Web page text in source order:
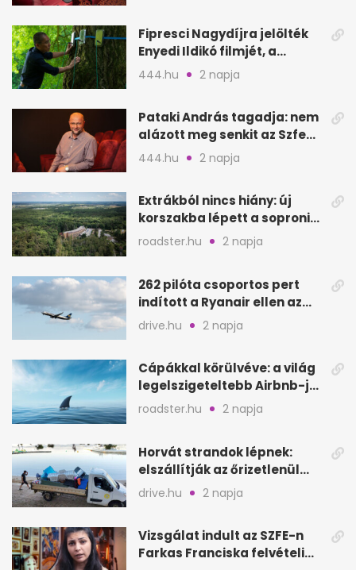
Fipresci Nagydíjra jelölték
Enyedi Ildikó filmjét, a
Csendes barátot
444.hu 2 napja
Pataki András tagadja: nem
alázott meg senkit az Szfe
felvételijén
444.hu 2 napja
Extrákból nincs hiány: új
korszakba lépett a soproni
Fagus Hotel
roadster.hu 2 napja
262 pilóta csoportos pert
indított a Ryanair ellen az
Egyesült Királyságban
drive.hu 2 napja
Cápákkal körülvéve: a világ
legelszigeteltebb Airbnb-je
a nyílt tengeren
roadster.hu 2 napja
Horvát strandok lépnek:
elszállítják az őrizetlenül
hagyott törölközőket
drive.hu 2 napja
Vizsgálat indult az SZFE-n
Farkas Franciska felvételi